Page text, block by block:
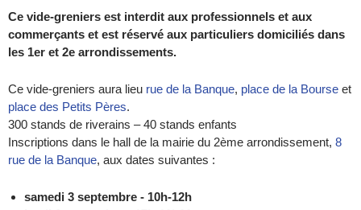
Ce vide-greniers est interdit aux professionnels et aux
commerçants et est réservé aux particuliers domiciliés dans
les 1er et 2e arrondissements.
Ce vide-greniers aura lieu rue de la Banque, place de la Bourse et
place des Petits Pères.
300 stands de riverains – 40 stands enfants
Inscriptions dans le hall de la mairie du 2ème arrondissement, 8
rue de la Banque, aux dates suivantes :
samedi 3 septembre - 10h-12h